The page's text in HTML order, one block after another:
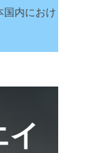
国内におけ